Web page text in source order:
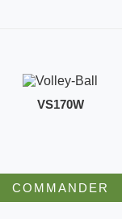
VS170W
COMMANDER